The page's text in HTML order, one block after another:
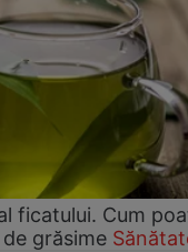
ficatului. Cum
grăsime